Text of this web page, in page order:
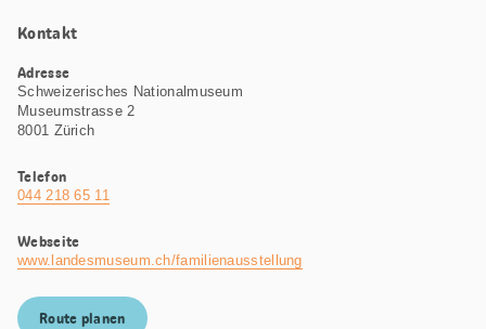
Kontakt
Adresse
Schweizerisches Nationalmuseum
Museumstrasse 2
8001 Zürich
Telefon
044 218 65 11
Webseite
www.landesmuseum.ch/familienausstellung
Route planen